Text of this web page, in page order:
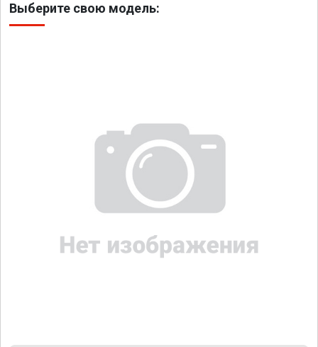
Выберите свою модель: